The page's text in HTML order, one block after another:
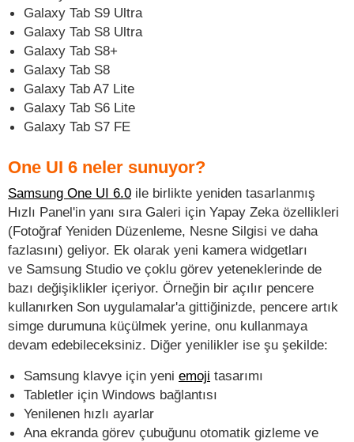
Galaxy Tab S9 Ultra
Galaxy Tab S8 Ultra
Galaxy Tab S8+
Galaxy Tab S8
Galaxy Tab A7 Lite
Galaxy Tab S6 Lite
Galaxy Tab S7 FE
One UI 6 neler sunuyor?
Samsung One UI 6.0 ile birlikte yeniden tasarlanmış
Hızlı Panel'in yanı sıra Galeri için Yapay Zeka özellikleri
(Fotoğraf Yeniden Düzenleme, Nesne Silgisi ve daha
fazlasını) geliyor. Ek olarak yeni kamera widgetları
ve Samsung Studio ve çoklu görev yeteneklerinde de
bazı değişiklikler içeriyor. Örneğin bir açılır pencere
kullanırken Son uygulamalar'a gittiğinizde, pencere artık
simge durumuna küçülmek yerine, onu kullanmaya
devam edebileceksiniz. Diğer yenilikler ise şu şekilde:
Samsung klavye için yeni emoji tasarımı
Tabletler için Windows bağlantısı
Yenilenen hızlı ayarlar
Ana ekranda görev çubuğunu otomatik gizleme ve